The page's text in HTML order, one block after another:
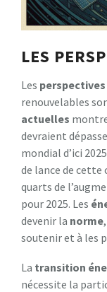
LES
Les perspectives
renouvelables
actuelles
devraient
mondial d’ici
de lance de cette
quarts de
pour 2025. Les
devenir la norme
soutenir et à les
La transition
nécessite la